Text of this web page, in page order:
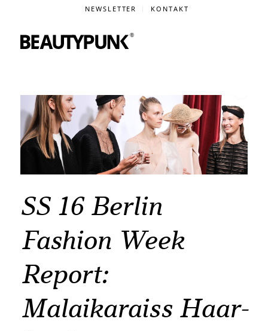
NEWSLETTER KONTAKT
SS 16 Berlin
Fashion Week
Report:
Malaikaraiss Haar-